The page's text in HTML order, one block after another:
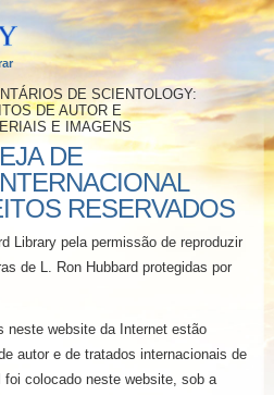
DE SCIENTOLOGY:
DE AUTOR E
E IMAGENS
DE
RESERVADOS
Library pela permissão de reproduzir
de L. Ron Hubbard protegidas por
neste website da Internet estão
autor e de tratados internacionais de
colocado neste website, sob a